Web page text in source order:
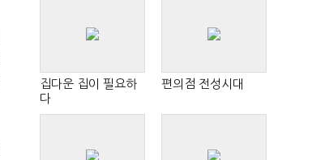
집다운 집이 필요하
다
편의점 전성시대